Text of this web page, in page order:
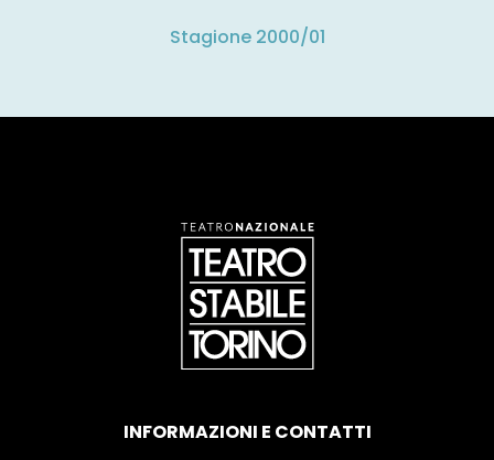
Stagione 2000/01
INFORMAZIONI E CONTATTI